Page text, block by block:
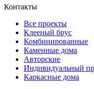
Контакты
Все проекты
Клееный брус
Комбинированные
Каменные дома
Авторские
Индивидуальный
Каркасные дома